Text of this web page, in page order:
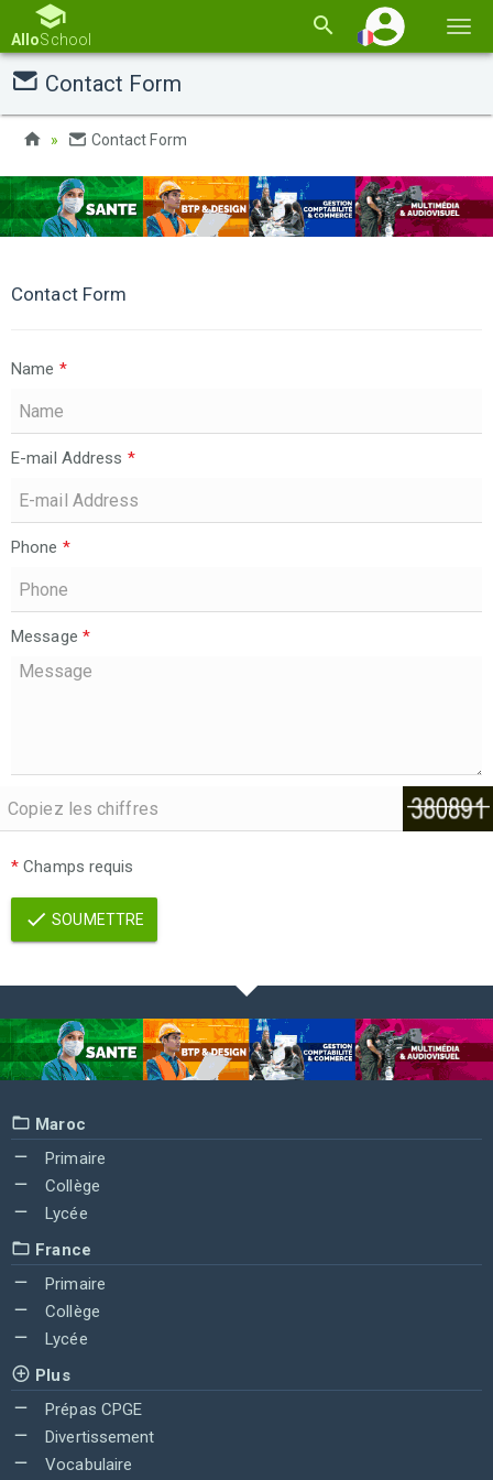
la
AlloSchool
Contact Form
Contact Form
Contact Form
Name *
E-mail Address *
Phone *
Message *
* Champs requis
SOUMETTRE
Maroc
Primaire
Collège
Lycée
France
Primaire
Collège
Lycée
Plus
Prépas CPGE
Divertissement
Vocabulaire